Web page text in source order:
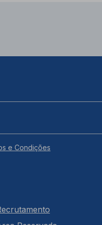
e Condições